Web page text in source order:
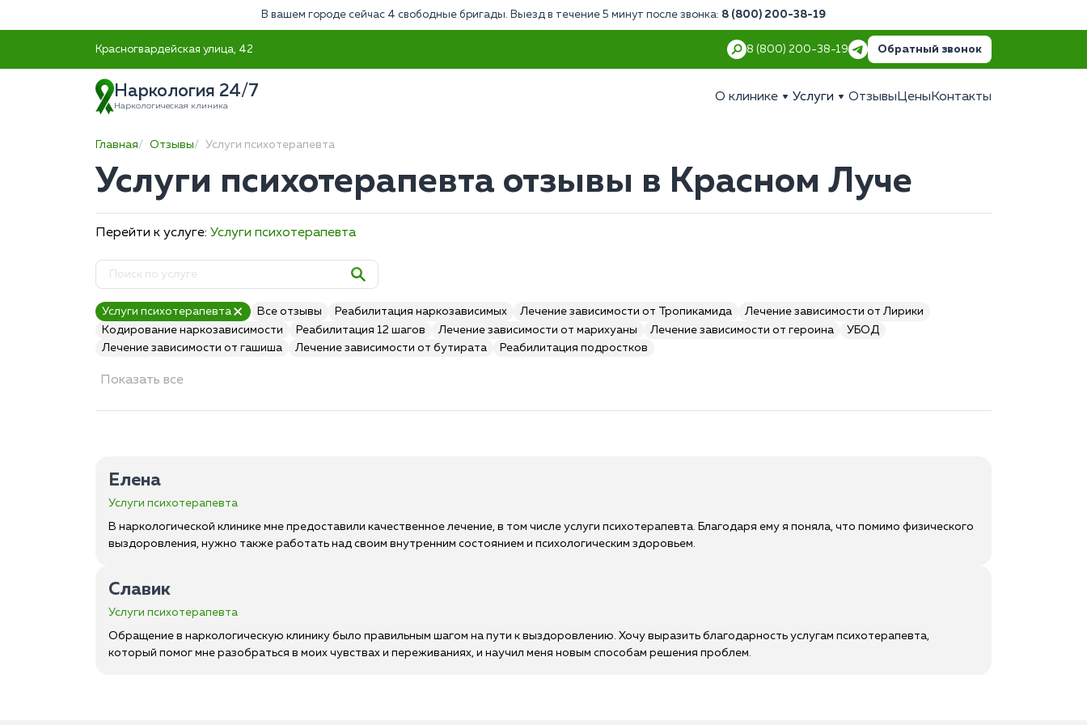
В вашем городе сейчас 4 свободные бригады. Выезд в течение 5 минут после звонка: 8 (800) 200-38-19
Красногвардейская улица, 42 8 (800) 200-38-19 Обратный звонок
Наркология 24/7
Наркологическая клиника
О клинике Услуги Отзывы Цены Контакты
Главная Отзывы Услуги психотерапевта
Услуги психотерапевта отзывы в Красном Луче
Перейти к услуге: Услуги психотерапевта
Услуги психотерапевта Все отзывы Реабилитация наркозависимых Лечение зависимости от Тропикамида
Лечение зависимости от Лирики
Кодирование наркозависимости
Реабилитация 12 шагов Лечение зависимости от марихуаны Лечение зависимости от героина
УБОД
Лечение зависимости от гашиша
Лечение зависимости от бутирата Реабилитация подростков
Показать все
Елена
Услуги психотерапевта
В наркологической клинике мне предоставили качественное лечение, в том числе услуги психотерапевта. Благодаря ему я поняла, что помимо физического
выздоровления, нужно также работать над своим внутренним состоянием и психологическим здоровьем.
Славик
Услуги психотерапевта
Обращение в наркологическую клинику было правильным шагом на пути к выздоровлению. Хочу выразить благодарность услугам психотерапевта,
который помог мне разобраться в моих чувствах и переживаниях, и научил меня новым способам решения проблем.